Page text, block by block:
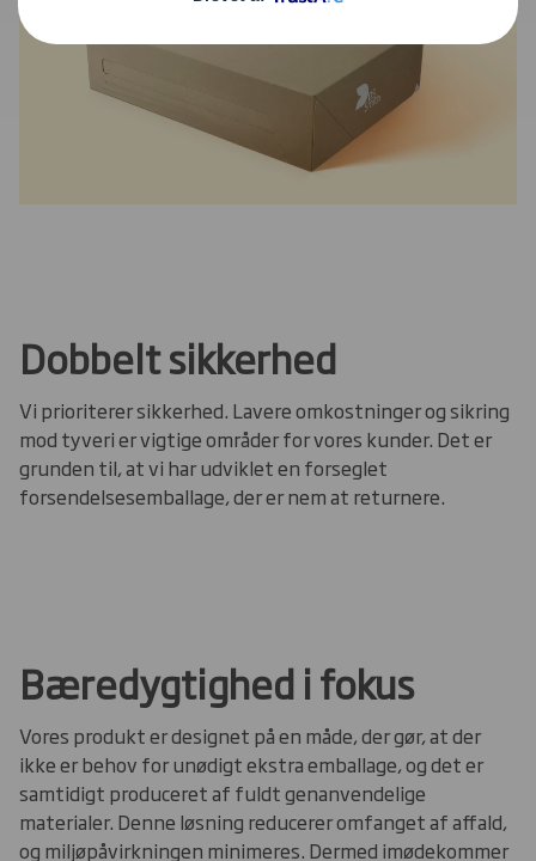
Dobbelt sikkerhed
Vi prioriterer sikkerhed. Lavere omkostninger og sikring
mod tyveri er vigtige områder for vores kunder. Det er
grunden til, at vi har udviklet en forseglet
forsendelsesemballage, der er nem at returnere.
Bæredygtighed i fokus
Vores produkt er designet på en måde, der gør, at der
ikke er behov for unødigt ekstra emballage, og det er
samtidigt produceret af fuldt genanvendelige
materialer. Denne løsning reducerer omfanget af affald,
og miljøpåvirkningen minimeres. Dermed imødekommer